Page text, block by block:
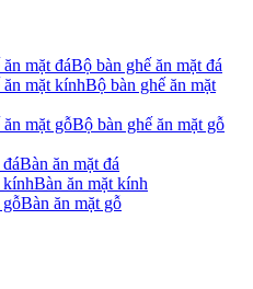
Bộ bàn ghế ăn mặt đá
Bộ bàn ghế ăn mặt
Bộ bàn ghế ăn mặt gỗ
Bàn ăn mặt đá
Bàn ăn mặt kính
Bàn ăn mặt gỗ